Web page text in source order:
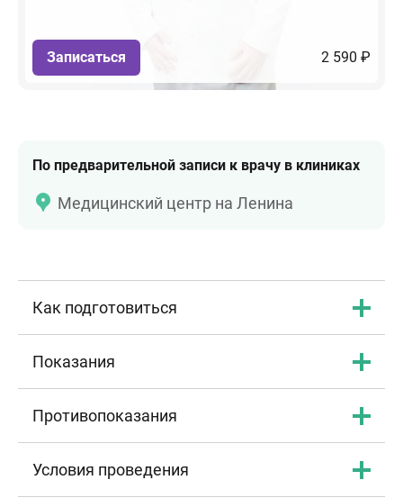
Записаться 2 590 ₽
По предварительной записи к врачу в клиниках
Медицинский центр на Ленина
Как подготовиться
Показания
Противопоказания
Условия проведения